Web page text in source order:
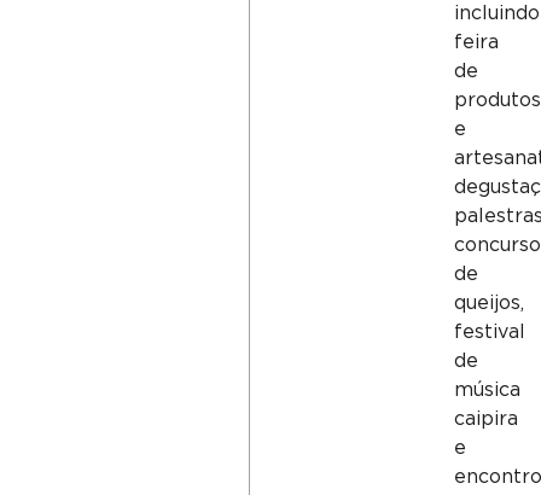
incluindo
feira
de
produtos
e
concurso
de
queijos,
festival
de
música
caipira
e